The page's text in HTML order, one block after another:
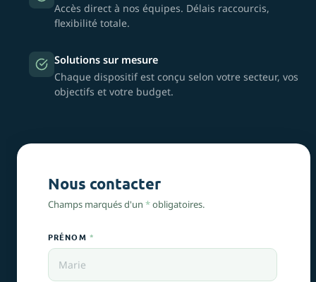
Accès direct à nos équipes. Délais raccourcis,
flexibilité totale.
Solutions sur mesure
Chaque dispositif est conçu selon votre secteur, vos
objectifs et votre budget.
Nous contacter
Champs marqués d'un *obligatoires.
PRÉNOM *